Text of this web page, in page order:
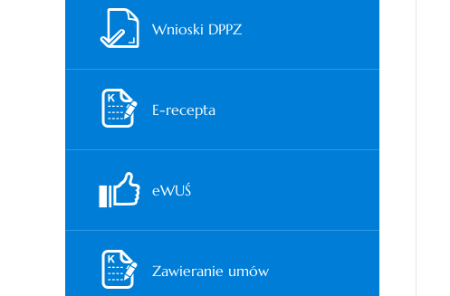
Wnioski DPPZ
E-recepta
eWUŚ
Zawieranie umów